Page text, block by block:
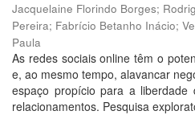
Jacquelaine Florindo Borges;
Pereira; Fabrício Betanho Inácio;
Paula
As redes sociais online têm o
e, ao mesmo tempo, alavancar
espaço propício para a
relacionamentos. Pesquisa